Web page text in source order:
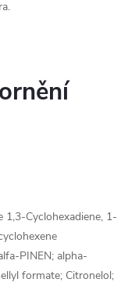
1,3-Cyclohexadiene, 1-
PINEN; alpha-
formate; Citronelol;